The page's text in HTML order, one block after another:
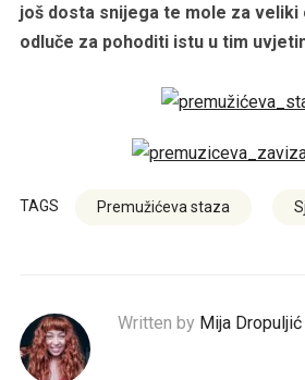
još dosta snijega te mole za veliki
odluče za pohoditi istu u tim
TAGS Premužićeva staza
Written by Mija Dropuljić